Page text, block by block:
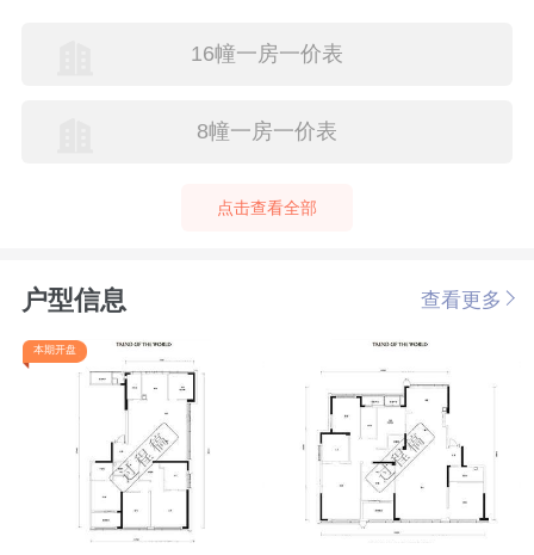
16幢一房一价表
8幢一房一价表
点击查看全部
户型信息 查看更多
本期开盘